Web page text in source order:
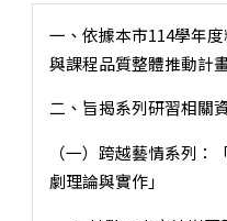
一、依據本市114學年
與課程品質整體推動計
二、旨揭系列研習相關
（一）跨越藝情系列
劇理論與實作」